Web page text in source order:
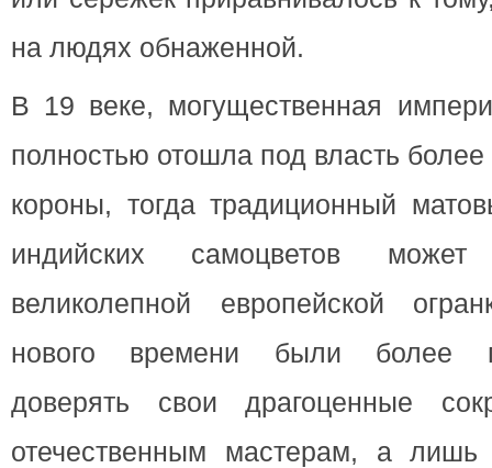
на людях обнаженной.
В 19 веке, могущественная
полностью отошла под власть более
короны, тогда традиционный
индийских самоцветов
великолепной европейской
нового времени были более
доверять свои драгоценные
отечественным мастерам, а